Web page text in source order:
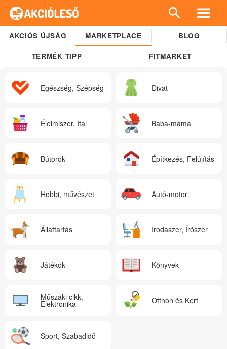
AKCIÓS ÚJSÁG MARKETPLACE BLOG
TERMÉK TIPP FITMARKET
Egészség, Szépség Divat
Élelmiszer, Ital Baba-mama
Bútorok Építkezés, Felújítás
Hobbi, művészet Autó-motor
Állattartás Irodaszer, Írószer
Játékok Könyvek
Műszaki cikk,
Elektronika Otthon és Kert
Sport, Szabadidő